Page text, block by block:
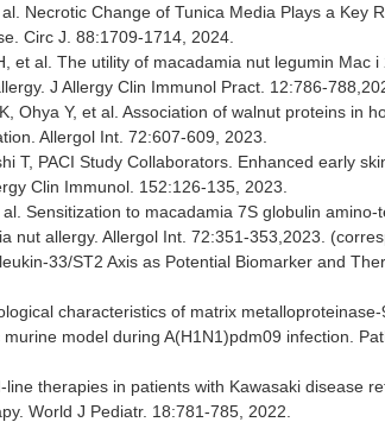
Necrotic Change of Tunica Media Plays a Key
Circ J. 88:1709-1714, 2024.
et al. The utility of macadamia nut legumin Mac
J Allergy Clin Immunol Pract. 12:786-
Ohya Y, et al. Association of walnut proteins in
Allergol Int. 72:607-609, 2023.
T, PACI Study Collaborators. Enhanced early
Clin Immunol. 152:126-135, 2023.
Sensitization to macadamia 7S globulin
nut allergy. Allergol Int. 72:351-353,2023.
33/ST2 Axis as Potential Biomarker and
characteristics of matrix
model during A(H1N1)pdm09 infection.
therapies in patients with Kawasaki disease
World J Pediatr. 18:781-785, 2022.